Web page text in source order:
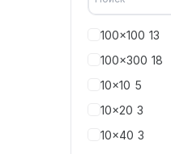
100x100 13
100x300 18
10x10 5
10x20 3
10x40 3